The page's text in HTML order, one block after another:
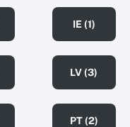
IE (1)
LV (3)
PT (2)